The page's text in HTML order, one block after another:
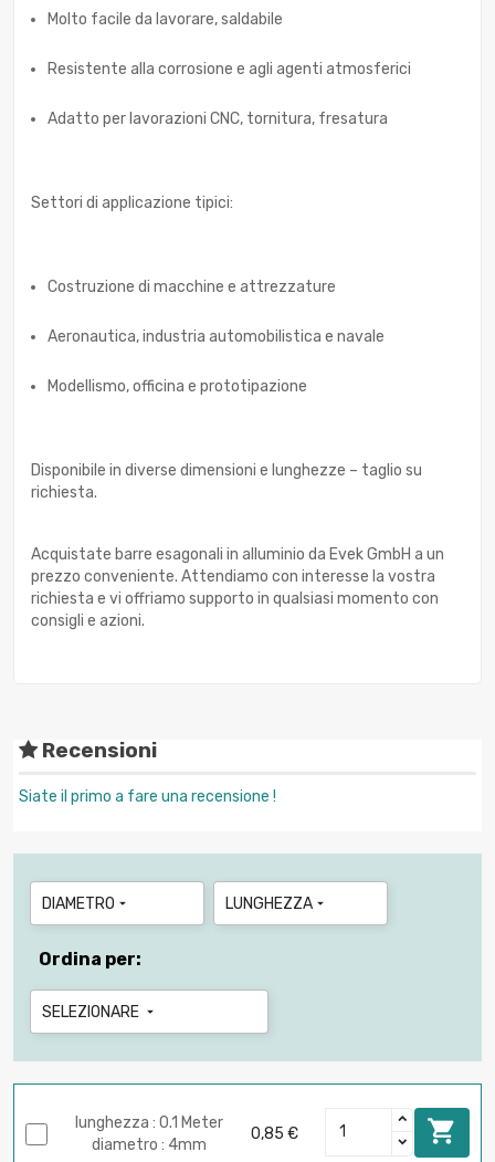
Molto facile da lavorare, saldabile
Resistente alla corrosione e agli agenti atmosferici
Adatto per lavorazioni CNC, tornitura, fresatura
Settori di applicazione tipici:
Costruzione di macchine e attrezzature
Aeronautica, industria automobilistica e navale
Modellismo, officina e prototipazione
Disponibile in diverse dimensioni e lunghezze – taglio su
richiesta.
Acquistate barre esagonali in alluminio da Evek GmbH a un
prezzo conveniente. Attendiamo con interesse la vostra
richiesta e vi offriamo supporto in qualsiasi momento con
consigli e azioni.
Recensioni
Siate il primo a fare una recensione !
DIAMETRO  LUNGHEZZA 
Ordina per:
SELEZIONARE 
lunghezza : 0.1 Meter
diametro : 4mm
0,85 € 